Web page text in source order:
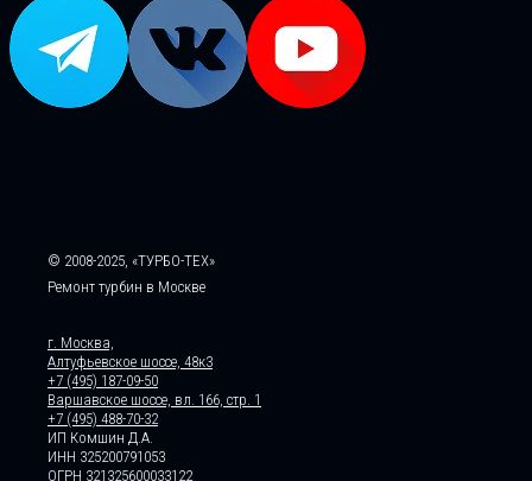
© 2008-2025, «ТУРБО-ТЕХ»
Ремонт турбин в Москве
г. Москва,
Алтуфьевское шоссе, 48к3
+7 (495) 187-09-50
Варшавское шоссе, вл. 166, стр. 1
+7 (495) 488-70-32
ИП Комшин Д.А.
ИНН 325200791053
ОГРН 321325600033122